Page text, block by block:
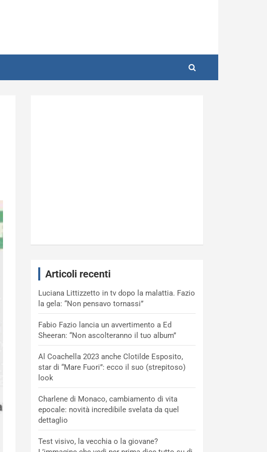
Articoli recenti
Luciana Littizzetto in tv dopo la malattia. Fazio
la gela: “Non pensavo tornassi”
Fabio Fazio lancia un avvertimento a Ed
Sheeran: “Non ascolteranno il tuo album”
Al Coachella 2023 anche Clotilde Esposito,
star di “Mare Fuori”: ecco il suo (strepitoso)
look
Charlene di Monaco, cambiamento di vita
epocale: novità incredibile svelata da quel
dettaglio
Test visivo, la vecchia o la giovane?